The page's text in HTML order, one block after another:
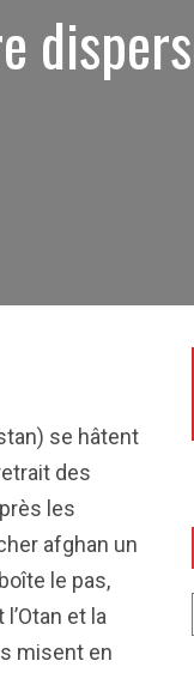
se hâtent
des
les
afghan un
le pas,
et la
misent en